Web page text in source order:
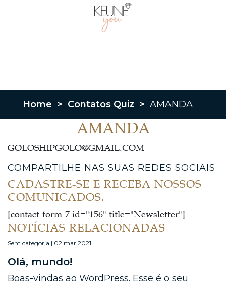
Home > Contatos Quiz > AMANDA
AMANDA
GOLOSHIPGOLO@GMAIL.COM
COMPARTILHE NAS SUAS REDES SOCIAIS
CADASTRE-SE E RECEBA NOSSOS
COMUNICADOS.
[contact-form-7 id="156" title="Newsletter"]
NOTÍCIAS RELACIONADAS
Sem categoria | 02 mar 2021
Olá, mundo!
Boas-vindas ao WordPress. Esse é o seu